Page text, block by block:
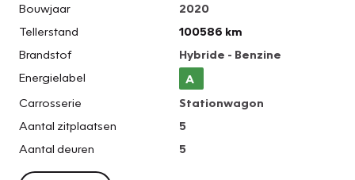
Bouwjaar
2020
Tellerstand
100586 km
Brandstof
Hybride - Benzine
Energielabel
A
Carrosserie
Stationwagon
Aantal zitplaatsen
5
Aantal deuren
5